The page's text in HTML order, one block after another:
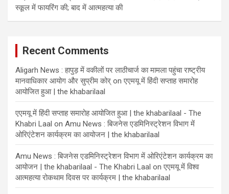
स्कूल में फायरिंग की; बाद में आत्महत्या की
Recent Comments
Aligarh News : हापुड़ में वकीलों पर लाठीचार्ज का मामला पहुंचा राष्ट्रीय
मानवाधिकार आयोग और सुप्रीम कोर् onएएमयू में हिंदी सप्ताह समारोह
आयोजित हुआ | the khabarilaal
एएमयू में हिंदी सप्ताह समारोह आयोजित हुआ | the khabarilaal - The
Khabri Laal on Amu News : बिजनेस एडमिनिस्ट्रेशन विभाग में
ओरिएंटेशन कार्यक्रम का आयोजन | the khabarilaal
Amu News : बिजनेस एडमिनिस्ट्रेशन विभाग में ओरिएंटेशन कार्यक्रम का
आयोजन | the khabarilaal - The Khabri Laal onएएमयू में विश्व
आत्महत्या रोकथाम दिवस पर कार्यक्रम | the khabarilaal